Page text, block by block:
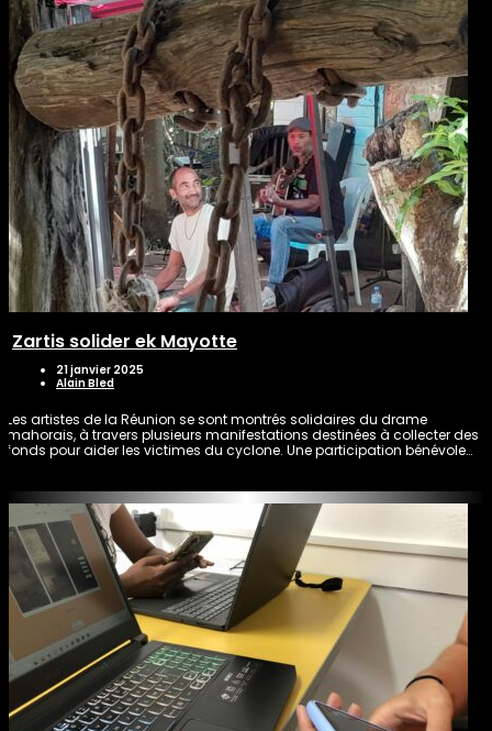
Zartis solider ek Mayotte
21 janvier 2025
Alain Bled
Les artistes de la Réunion se sont montrés solidaires du drame
mahorais, à travers plusieurs manifestations destinées à collecter des
fonds pour aider les victimes du cyclone. Une participation bénévole…